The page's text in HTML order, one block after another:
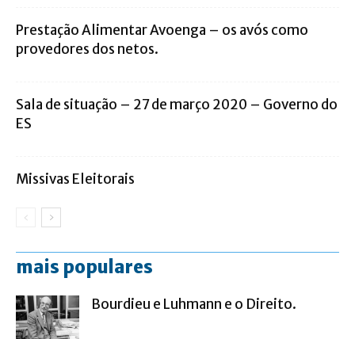
Prestação Alimentar Avoenga – os avós como
provedores dos netos.
Sala de situação – 27 de março 2020 – Governo do
ES
Missivas Eleitorais
mais populares
Bourdieu e Luhmann e o Direito.